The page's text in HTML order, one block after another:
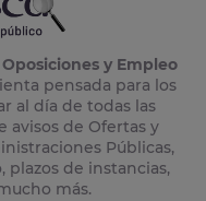
Oposiciones y Empleo
pensada para los
al día de todas las
avisos de Ofertas y
Públicas,
plazos de instancias,
más.